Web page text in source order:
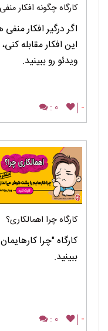
کارگاه چگونه افکار
اگر درگیر افکار
این افکار مقابله
ویدئو رو ببینید.
-
0 :
کارگاه چرا اهمالکاری؟
کارگاه "چرا
ببینید.
-
0 :